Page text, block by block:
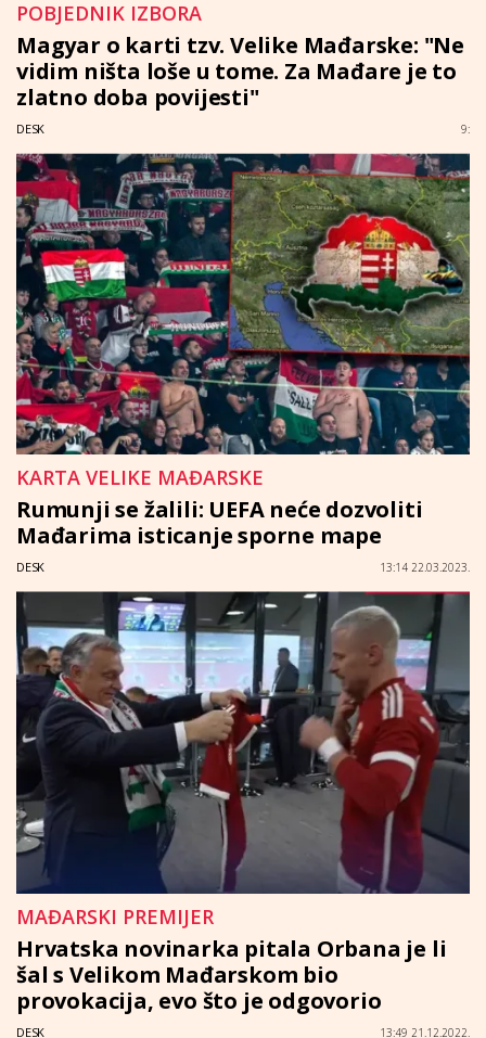
POBJEDNIK IZBORA
Magyar o karti tzv. Velike Mađarske: "Ne
vidim ništa loše u tome. Za Mađare je to
zlatno doba povijesti"
DESK 9:
KARTA VELIKE MAĐARSKE
Rumunji se žalili: UEFA neće dozvoliti
Mađarima isticanje sporne mape
DESK 13:14 22.03.2023.
MAĐARSKI PREMIJER
Hrvatska novinarka pitala Orbana je li
šal s Velikom Mađarskom bio
provokacija, evo što je odgovorio
DESK 13:49 21.12.2022.